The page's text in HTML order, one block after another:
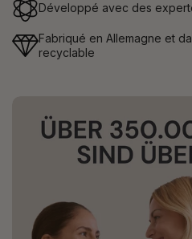
Développé avec des
Fabriqué en Allemagne et
recyclable